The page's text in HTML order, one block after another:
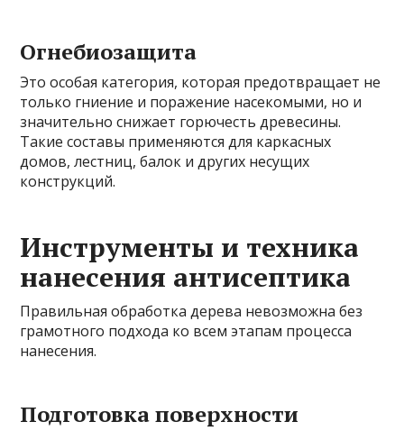
Огнебиозащита
Это особая категория, которая предотвращает не
только гниение и поражение насекомыми, но и
значительно снижает горючесть древесины.
Такие составы применяются для каркасных
домов, лестниц, балок и других несущих
конструкций.
Инструменты и техника
нанесения антисептика
Правильная обработка дерева невозможна без
грамотного подхода ко всем этапам процесса
нанесения.
Подготовка поверхности